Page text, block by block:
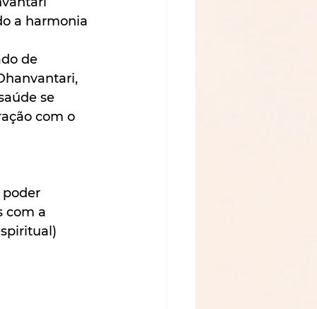
a harmonia
de
se
com o
poder
com a